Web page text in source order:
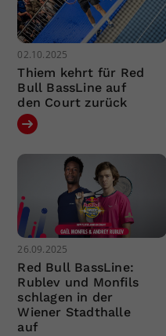
02.10.2025
Thiem kehrt für Red
Bull BassLine auf
den Court zurück
26.09.2025
Red Bull BassLine:
Rublev und Monfils
schlagen in der
Wiener Stadthalle
auf